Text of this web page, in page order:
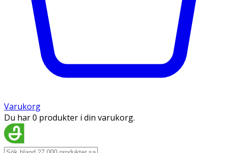
Varukorg
Du har 0 produkter i din varukorg.